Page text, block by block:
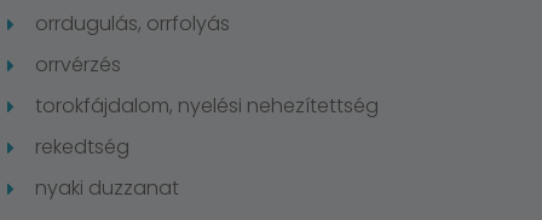
orrdugulás, orrfolyás
orrvérzés
torokfájdalom, nyelési nehezítettség
rekedtség
nyaki duzzanat